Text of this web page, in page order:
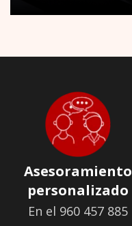
Asesoramiento
personalizado
En el 960 457 885